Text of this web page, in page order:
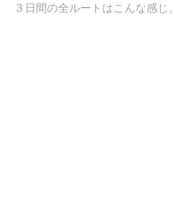
３日間の全ルートはこんな感じ。